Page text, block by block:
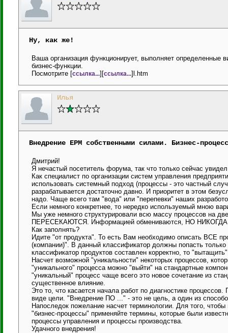
Ну, как же!
Ваша организация функционирует, выполняет определенные
бизнес-функции.
Посмотрите [ссылка...][ссылка...]l.htm
Илья
Внедрение EPM собственными силами. Бизнес-
Дмитрий!
Я нечастый посетитель форума, так что только сейчас
Как специалист по организации систем управления
использовать системный подход (процессы - это частный
разрабатывается достаточно давно. И приоритет в этом
надо. Чаще всего там "вода" или "перепевки" наших
Если немного конкретнее, то нередко используемый мною
Мы уже немного структурировали всю массу процессов на
ПЕРЕСЕКАЮТСЯ. Информацией обмениваются, НО НИКОГДА
Как заполнять?
Идите "от продукта". То есть Вам необходимо описать ВСЕ
(компании)". В данный классификатор должны попасть
классификатор продуктов составлен корректно, то
Насчет возможной "уникальности" некоторых процессов,
"уникального" процесса можно "выйти" на стандартные
"уникальный" процесс чаще всего это новое сочетание из
существенное влияние.
Это то, что касается начала работ по диагностике
виде цели. "Внедрение ПО ..." - это не цель, а один из
Напоследок пожелание насчет терминологии. Для того,
"бизнес-процессы" применяйте термины, которые были
процессы управления и процессы производства.
Удачного внедрения!